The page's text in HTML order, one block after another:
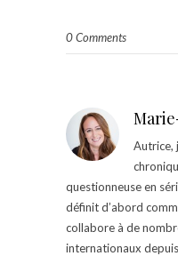
0 Comments
Autrice,
questionneuse en
définit d’abord
collabore à de
internationaux